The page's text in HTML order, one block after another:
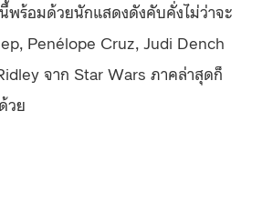
พร้อมด้วยนักแสดงดังคับคั่งไม่ว่าจะ
Penélope Cruz, Judi Dench
จาก Star Wars ภาคล่าสุดก็
วย